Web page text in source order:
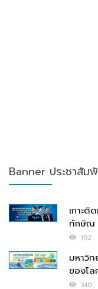
Banner ประชาสัม
เกาะ
ทักษิณ
192
มหาวิ
ของโล
340